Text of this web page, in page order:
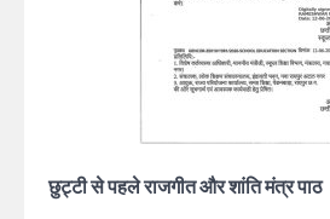
छुट्टी से पहले राजगीत और शांति मंत्र पाठ